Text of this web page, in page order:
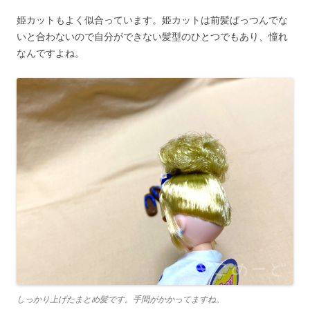
姫カットもよく似合っています。姫カットは前髪ぱっつんでな
いと合わないので自分ができない髪型のひとつでもあり、憧れ
なんですよね。
しっかり上げたまとめ髪です。手間がかかってますね。